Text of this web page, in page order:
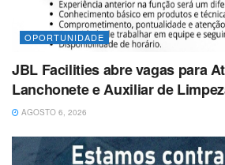
OPORTUNIDADE
JBL Facilities abre vagas para
Lanchonete e Auxiliar de
AGOSTO 6, 2026